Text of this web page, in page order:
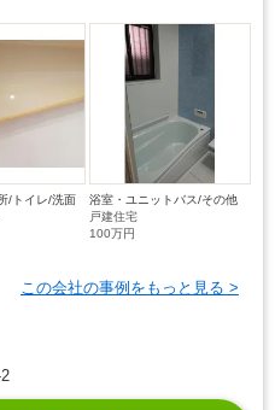
/トイレ/洗面
浴室・ユニットバス/その他
戸建住宅
100万円
この会社の事例をもっと見る >